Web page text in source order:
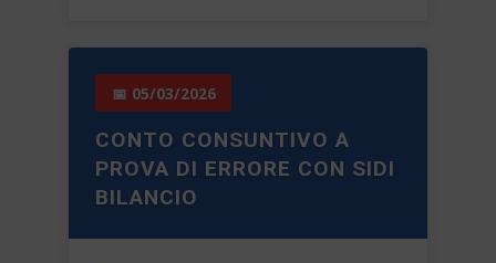
📅 05/03/2026
CONTO CONSUNTIVO A
PROVA DI ERRORE CON SIDI
BILANCIO